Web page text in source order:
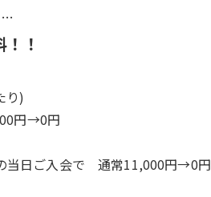
…
！
り)
円→0円
日ご入会で 通常11,000円→0円